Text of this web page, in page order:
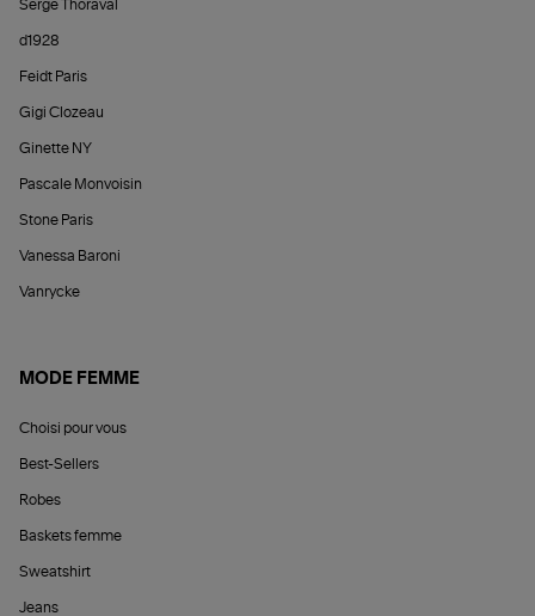
Serge Thoraval
d1928
Feidt Paris
Gigi Clozeau
Ginette NY
Pascale Monvoisin
Stone Paris
Vanessa Baroni
Vanrycke
MODE FEMME
Choisi pour vous
Best-Sellers
Robes
Baskets femme
Sweatshirt
Jeans